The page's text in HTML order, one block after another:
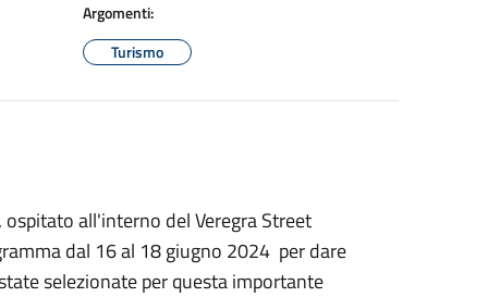
Argomenti:
Turismo
ospitato all'interno del Veregra Street
dal 16 al 18 giugno 2024 per dare
selezionate per questa importante